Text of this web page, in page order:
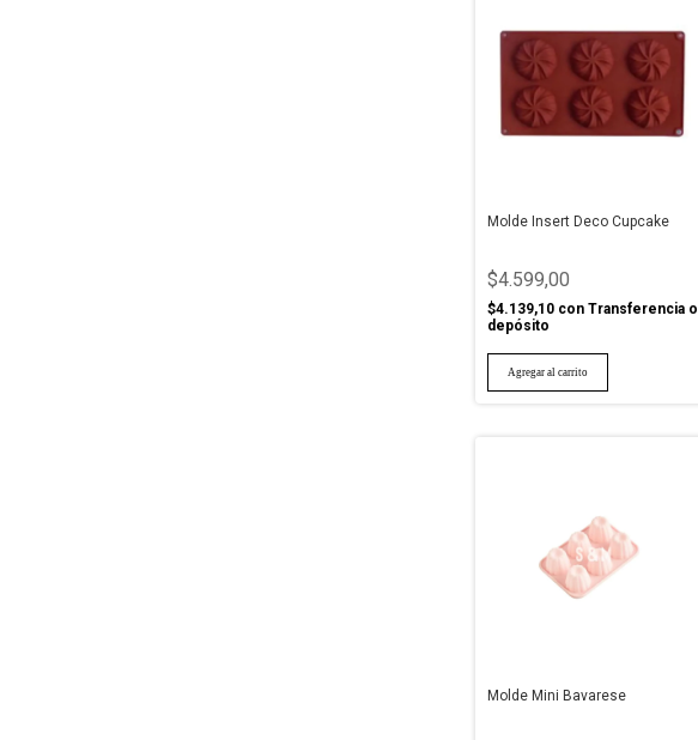
Molde Insert Deco Cupcake
$4.599,00
$4.139,10 con Transferencia o
depósito
Molde Mini Bavarese